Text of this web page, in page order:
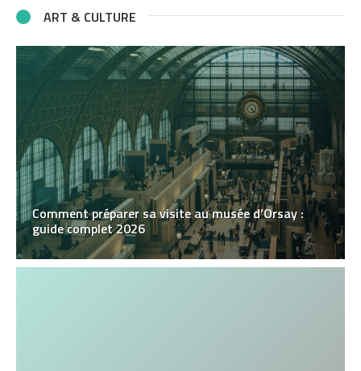
ART & CULTURE
Comment préparer sa visite au musée d’Orsay :
guide complet 2026